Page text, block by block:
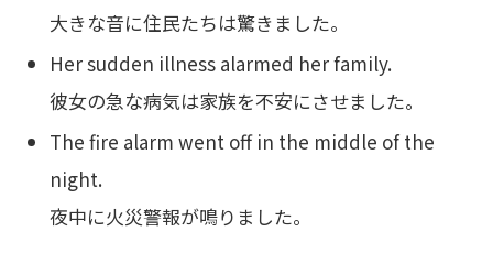
大きな音に住民たちは驚きました。
Her sudden illness alarmed her family.
彼女の急な病気は家族を不安にさせました。
The fire alarm went off in the middle of the
night.
夜中に火災警報が鳴りました。